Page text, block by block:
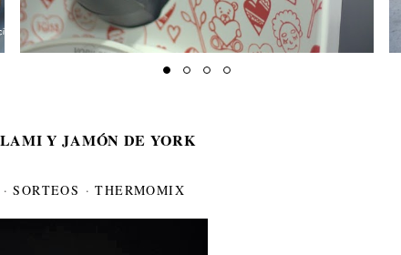
Y JAMÓN DE YORK
·SORTEOS ·THERMOMIX